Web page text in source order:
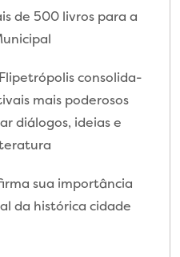
de 500 livros para a
consolida-
mais poderosos
diálogos, ideias e
sua importância
da histórica cidade